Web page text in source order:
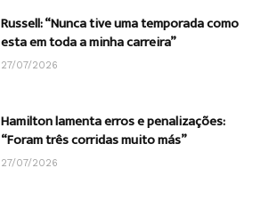
Russell: “Nunca tive uma temporada como
esta em toda a minha carreira”
27/07/2026
Hamilton lamenta erros e penalizações:
“Foram três corridas muito más”
27/07/2026